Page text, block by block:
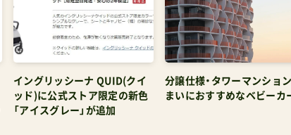
イングリッシーナ QUID(クイ
ッド)に公式ストア限定の新色
「アイスグレー」が追加
分譲仕様・タワーマンショ
まいにおすすめなベビーカ